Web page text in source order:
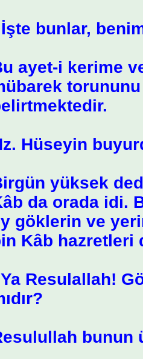
bunlar,
ayet-i kerime
Hüseyin
yüksek
da orada idi.
göklerin ve
Kâb hazretleri
Resulallah!
bunun